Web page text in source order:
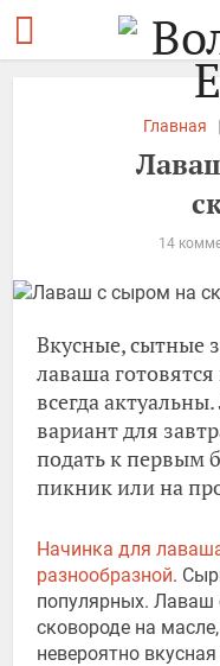
Главная |
14
Вкусные, сытные
лаваша
всегда
вариант для
подать к первым
пикник или на
Начинка для
разнообразной.
популярных. Лаваш
сковороде на
невероятно